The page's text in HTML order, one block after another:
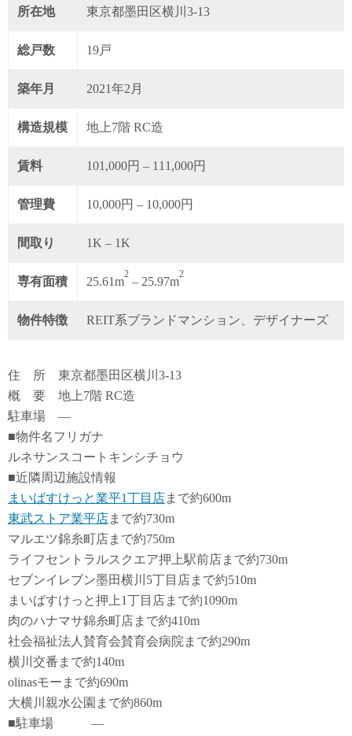
所在地 東京都墨田区横川3-13
総戸数 19戸
築年月 2021年2月
構造規模 地上7階 RC造
賃料 101,000円 – 111,000円
管理費 10,000円 – 10,000円
間取り 1K – 1K
専有面積 25.61m
2
– 25.97m
2
物件特徴 REIT系ブランドマンション、デザイナーズ
住 所 東京都墨田区横川3-13
概 要 地上7階 RC造
駐車場 ―
■物件名フリガナ
ルネサンスコートキンシチョウ
■近隣周辺施設情報
まいばすけっと業平1丁目店まで約600m
東武ストア業平店まで約730m
マルエツ錦糸町店まで約750m
ライフセントラルスクエア押上駅前店まで約730m
セブンイレブン墨田横川5丁目店まで約510m
まいばすけっと押上1丁目店まで約1090m
肉のハナマサ錦糸町店まで約410m
社会福祉法人賛育会賛育会病院まで約290m
横川交番まで約140m
olinasモーまで約690m
大横川親水公園まで約860m
■駐車場 ―